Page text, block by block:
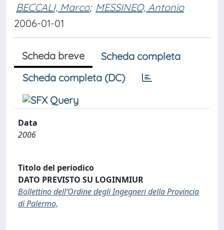
BECCALI, Marco; MESSINEO, Antonio
2006-01-01
Scheda breve
Scheda completa
Scheda completa (DC)
Data
2006
Titolo del periodico
DATO PREVISTO SU LOGINMIUR
Bollettino dell’Ordine degli Ingegneri della Provincia
di Palermo,